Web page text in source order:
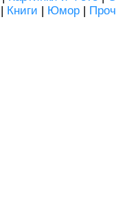
| Книги | Юмор |